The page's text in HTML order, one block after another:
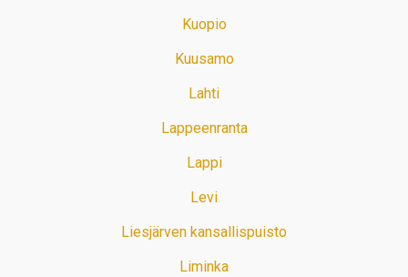
Kuopio
Kuusamo
Lahti
Lappeenranta
Lappi
Levi
Liesjärven kansallispuisto
Liminka